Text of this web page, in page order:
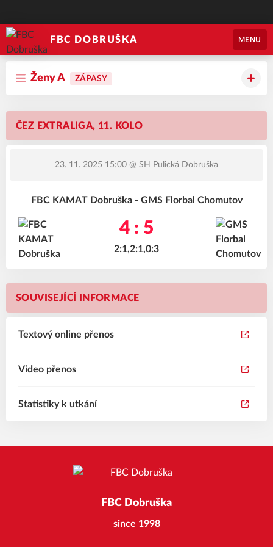
FBC DOBRUŠKA MENU
Ženy A ZÁPASY
ČEZ EXTRALIGA, 11. KOLO
23. 11. 2025 15:00 @ SH Pulická Dobruška
FBC KAMAT Dobruška - GMS Florbal Chomutov
4 : 5
2:1,2:1,0:3
SOUVISEJÍCÍ INFORMACE
Textový online přenos
Video přenos
Statistiky k utkání
FBC Dobruška
since 1998